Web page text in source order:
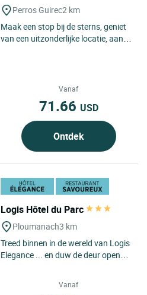
Perros Guirec2 km
Maak een stop bij de sterns, geniet
van een uitzonderlijke locatie, aan
Vanaf
71.66 USD
Ontdek
Logis Hôtel du Parc
Ploumanach3 km
Treed binnen in de wereld van Logis
Elegance ... en duw de deur open
Vanaf